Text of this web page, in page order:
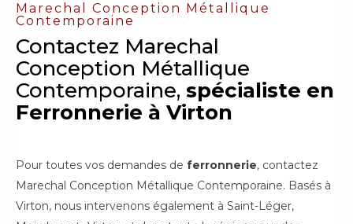
Marechal Conception Métallique
Contemporaine
Contactez Marechal
Conception Métallique
Contemporaine, spécialiste en
Ferronnerie à Virton
Pour toutes vos demandes de ferronnerie, contactez
Marechal Conception Métallique Contemporaine. Basés à
Virton, nous intervenons également à Saint-Léger,